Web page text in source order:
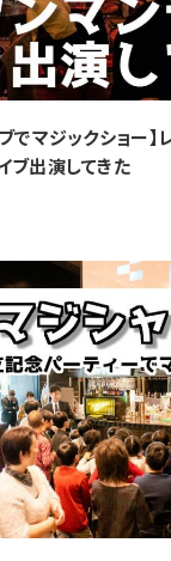
ブでマジックショー
ブ出演してきた